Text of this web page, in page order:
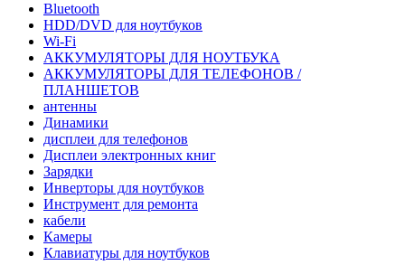
Bluetooth
HDD/DVD для ноутбуков
Wi-Fi
АККУМУЛЯТОРЫ ДЛЯ НОУТБУКА
АККУМУЛЯТОРЫ ДЛЯ ТЕЛЕФОНОВ /
ПЛАНШЕТОВ
антенны
Динамики
дисплеи для телефонов
Дисплеи электронных книг
Зарядки
Инверторы для ноутбуков
Инструмент для ремонта
кабели
Камеры
Клавиатуры для ноутбуков